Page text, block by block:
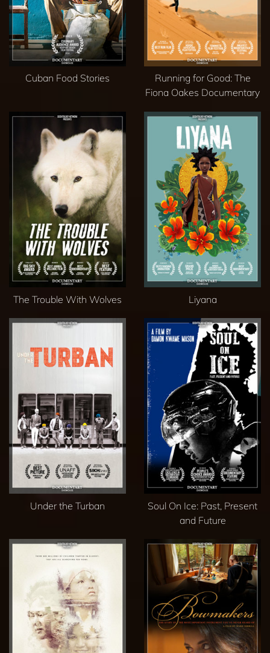
Cuban Food Stories
Running for Good: The
Fiona Oakes Documentary
The Trouble With Wolves Liyana
Under the Turban
Soul On Ice: Past, Present
and Future